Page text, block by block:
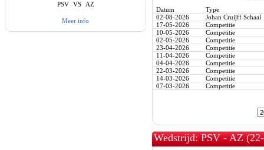
PSV VS AZ
Meer info
Datum
Type
02-08-2026
Johan Cruijff Schaal
17-05-2026
Competitie
10-05-2026
Competitie
02-05-2026
Competitie
23-04-2026
Competitie
11-04-2026
Competitie
04-04-2026
Competitie
22-03-2026
Competitie
14-03-2026
Competitie
07-03-2026
Competitie
Wedstrijd: PSV - AZ